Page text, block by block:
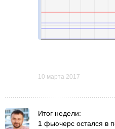
10 марта 2017
Итог недели:
1 фьючерс остался в